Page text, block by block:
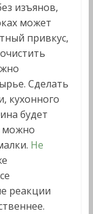
изъянов,
может
привкус,
Сделать
кухонного
будет
можно
Не
реакции